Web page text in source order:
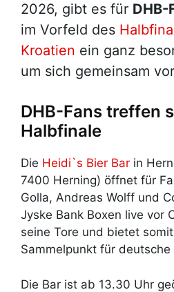
2026, gibt es für DHB-
im Vorfeld des
Kroatien ein ganz
um sich gemeinsam
DHB-Fans treffen
Halbfinale
Die Heidi`s Bier Bar in
7400 Herning) öffnet für
Golla, Andreas Wolff und
Jyske Bank Boxen live vor
seine Tore und bietet
Sammelpunkt für
Die Bar ist ab 13.30 Uhr